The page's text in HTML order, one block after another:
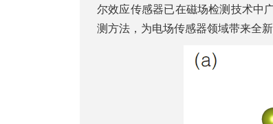
尔效应传感器已在磁场检测技术中
测方法，为电场传感器领域带来全新